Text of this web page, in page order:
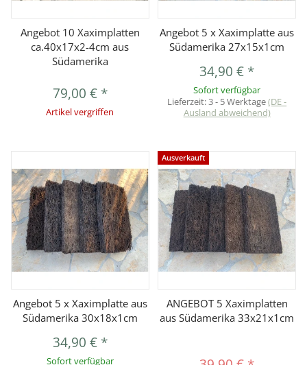
Angebot 10 Xaximplatten
ca.40x17x2-4cm aus
Südamerika
79,00 € *
Artikel vergriffen
Angebot 5 x Xaximplatte aus
Südamerika 27x15x1cm
34,90 € *
Sofort verfügbar
Lieferzeit:3 - 5 Werktage(DE -
Ausland abweichend)
Angebot 5 x Xaximplatte aus
Südamerika 30x18x1cm
34,90 € *
Sofort verfügbar
Ausverkauft
ANGEBOT 5 Xaximplatten
aus Südamerika 33x21x1cm